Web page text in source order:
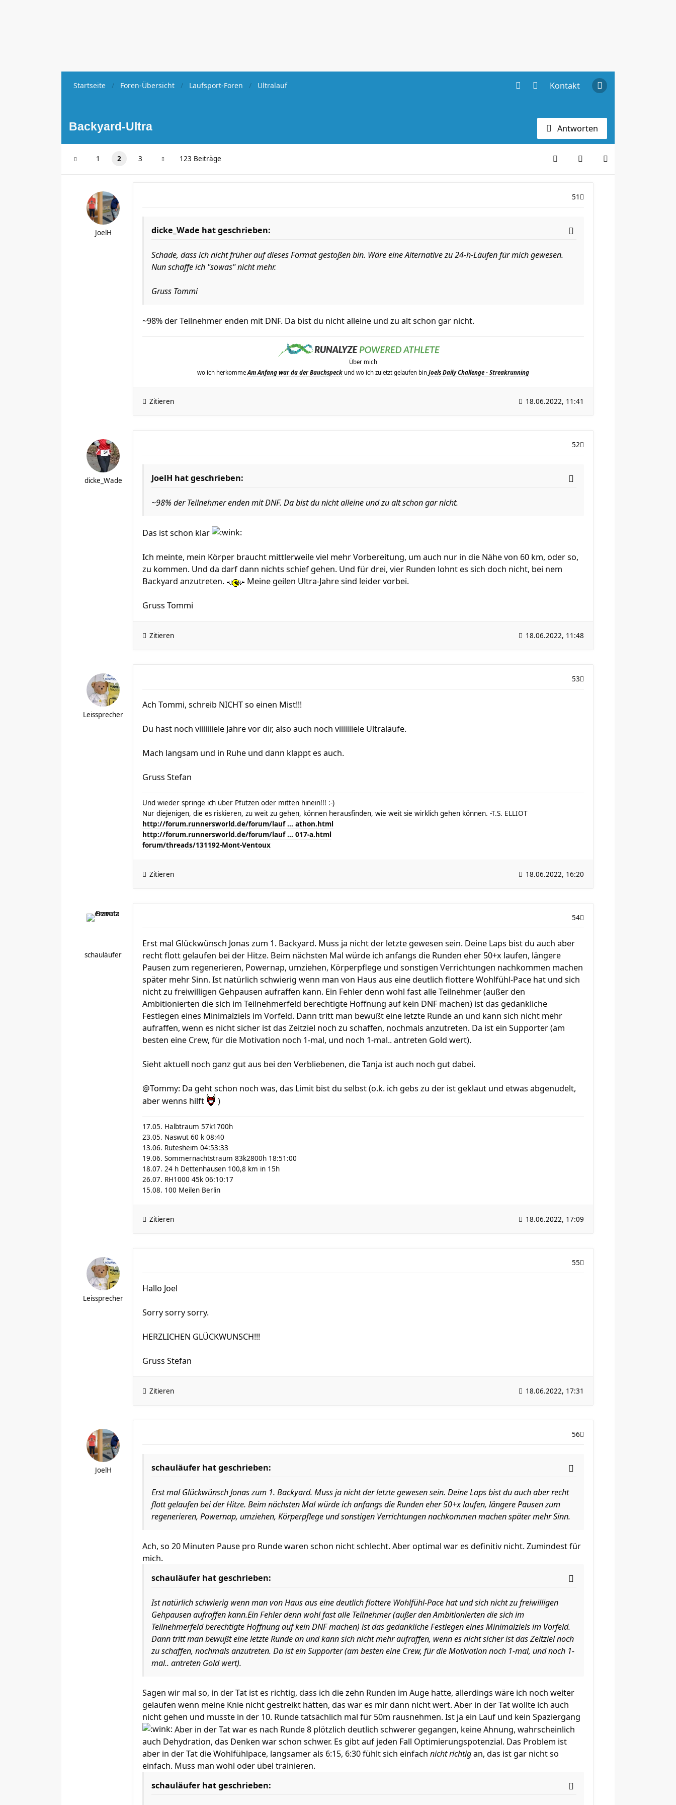
Kontakt
Startseite Foren-Übersicht Laufsport-Foren Ultralauf
Backyard-Ultra Antworten
1 2 3 123 Beiträge
JoelH
51
dicke_Wade hat geschrieben:
Schade, dass ich nicht früher auf dieses Format gestoßen bin. Wäre eine Alternative zu 24-h-Läufen für mich gewesen.
Nun schaffe ich "sowas" nicht mehr.
Gruss Tommi
~98% der Teilnehmer enden mit DNF. Da bist du nicht alleine und zu alt schon gar nicht.
Über mich
wo ich herkommeAm Anfang war da der Bauchspeck und wo ich zuletzt gelaufen bin Joels Daily Challenge - Streakrunning
Zitieren 18.06.2022, 11:41
dicke_Wade
52
JoelH hat geschrieben:
~98% der Teilnehmer enden mit DNF. Da bist du nicht alleine und zu alt schon gar nicht.
Das ist schon klar
Ich meinte, mein Körper braucht mittlerweile viel mehr Vorbereitung, um auch nur in die Nähe von 60 km, oder so,
zu kommen. Und da darf dann nichts schief gehen. Und für drei, vier Runden lohnt es sich doch nicht, bei nem
Backyard anzutreten.
Meine geilen Ultra-Jahre sind leider vorbei.
Gruss Tommi
Zitieren 18.06.2022, 11:48
Leissprecher
53
Ach Tommi, schreib NICHT so einen Mist!!!
Du hast noch viiiiiiiele Jahre vor dir, also auch noch viiiiiiiele Ultraläufe.
Mach langsam und in Ruhe und dann klappt es auch.
Gruss Stefan
Und wieder springe ich über Pfützen oder mitten hinein!!! :-)
Nur diejenigen, die es riskieren, zu weit zu gehen, können herausfinden, wie weit sie wirklich gehen können. -T.S. ELLIOT
http://forum.runnersworld.de/forum/lauf ... athon.html
http://forum.runnersworld.de/forum/lauf ... 017-a.html
forum/threads/131192-Mont-Ventoux
Zitieren 18.06.2022, 16:20
schauläufer
54
Erst mal Glückwünsch Jonas zum 1. Backyard. Muss ja nicht der letzte gewesen sein. Deine Laps bist du auch aber
recht flott gelaufen bei der Hitze. Beim nächsten Mal würde ich anfangs die Runden eher 50+x laufen, längere
Pausen zum regenerieren, Powernap, umziehen, Körperpflege und sonstigen Verrichtungen nachkommen machen
später mehr Sinn. Ist natürlich schwierig wenn man von Haus aus eine deutlich flottere Wohlfühl-Pace hat und sich
nicht zu freiwilligen Gehpausen aufraffen kann. Ein Fehler denn wohl fast alle Teilnehmer (außer den
Ambitionierten die sich im Teilnehmerfeld berechtigte Hoffnung auf kein DNF machen) ist das gedankliche
Festlegen eines Minimalziels im Vorfeld. Dann tritt man bewußt eine letzte Runde an und kann sich nicht mehr
aufraffen, wenn es nicht sicher ist das Zeitziel noch zu schaffen, nochmals anzutreten. Da ist ein Supporter (am
besten eine Crew, für die Motivation noch 1-mal, und noch 1-mal.. antreten Gold wert).
Sieht aktuell noch ganz gut aus bei den Verbliebenen, die Tanja ist auch noch gut dabei.
@Tommy: Da geht schon noch was, das Limit bist du selbst (o.k. ich gebs zu der ist geklaut und etwas abgenudelt,
aber wenns hilft
)
17.05. Halbtraum 57k1700h
23.05. Naswut 60 k 08:40
13.06. Rutesheim 04:53:33
19.06. Sommernachtstraum 83k2800h 18:51:00
18.07. 24 h Dettenhausen 100,8 km in 15h
26.07. RH1000 45k 06:10:17
15.08. 100 Meilen Berlin
Zitieren 18.06.2022, 17:09
Leissprecher
55
Hallo Joel
Sorry sorry sorry.
HERZLICHEN GLÜCKWUNSCH!!!
Gruss Stefan
Zitieren 18.06.2022, 17:31
JoelH
56
schauläufer hat geschrieben:
Erst mal Glückwünsch Jonas zum 1. Backyard. Muss ja nicht der letzte gewesen sein. Deine Laps bist du auch aber recht
flott gelaufen bei der Hitze. Beim nächsten Mal würde ich anfangs die Runden eher 50+x laufen, längere Pausen zum
regenerieren, Powernap, umziehen, Körperpflege und sonstigen Verrichtungen nachkommen machen später mehr Sinn.
Ach, so 20 Minuten Pause pro Runde waren schon nicht schlecht. Aber optimal war es definitiv nicht. Zumindest für
mich.
schauläufer hat geschrieben:
Ist natürlich schwierig wenn man von Haus aus eine deutlich flottere Wohlfühl-Pace hat und sich nicht zu freiwilligen
Gehpausen aufraffen kann.Ein Fehler denn wohl fast alle Teilnehmer (außer den Ambitionierten die sich im
Teilnehmerfeld berechtigte Hoffnung auf kein DNF machen) ist das gedankliche Festlegen eines Minimalziels im Vorfeld.
Dann tritt man bewußt eine letzte Runde an und kann sich nicht mehr aufraffen, wenn es nicht sicher ist das Zeitziel noch
zu schaffen, nochmals anzutreten. Da ist ein Supporter (am besten eine Crew, für die Motivation noch 1-mal, und noch 1-
mal.. antreten Gold wert).
Sagen wir mal so, in der Tat ist es richtig, dass ich die zehn Runden im Auge hatte, allerdings wäre ich noch weiter
gelaufen wenn meine Knie nicht gestreikt hätten, das war es mir dann nicht wert. Aber in der Tat wollte ich auch
nicht gehen und musste in der 10. Runde tatsächlich mal für 50m rausnehmen. Ist ja ein Lauf und kein Spaziergang
Aber in der Tat war es nach Runde 8 plötzlich deutlich schwerer gegangen, keine Ahnung, wahrscheinlich
auch Dehydration, das Denken war schon schwer. Es gibt auf jeden Fall Optimierungspotenzial. Das Problem ist
aber in der Tat die Wohlfühlpace, langsamer als 6:15, 6:30 fühlt sich einfach nicht richtigan, das ist gar nicht so
einfach. Muss man wohl oder übel trainieren.
schauläufer hat geschrieben: